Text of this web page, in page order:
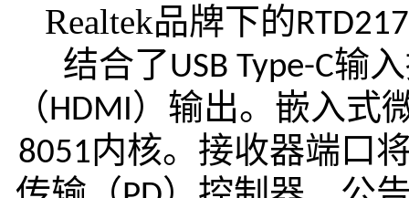
Realtek品牌下的
结合了USB Type-C输
（HDMI）输出。嵌入式
8051内核。接收器端口